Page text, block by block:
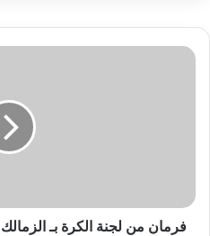
فرمان
لنجم
الفريق
فرمان من لجنة الكرة بـ